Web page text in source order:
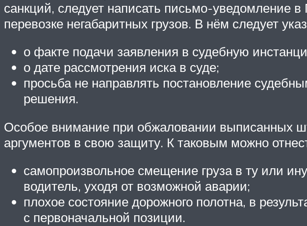
санкций, следует написать письмо-
перевозке негабаритных грузов. В нём следует
о факте подачи заявления в судебную
о дате рассмотрения иска в суде;
просьба не направлять постановление
решения.
Особое внимание при обжаловании выписанных
аргументов в свою защиту. К таковым можно
самопроизвольное смещение груза в ту или
водитель, уходя от возможной аварии;
плохое состояние дорожного полотна, в
с первоначальной позиции.